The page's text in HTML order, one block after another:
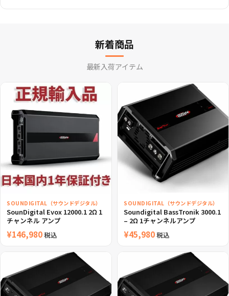
新着商品
最新入荷アイテム
SOUNDIGITAL（サウンドデジタル）
SounDigital Evox 12000.1 2Ω 1
チャンネル アンプ
¥146,980税込
SOUNDIGITAL（サウンドデジタル）
Soundigital BassTronik 3000.1
– 2Ω 1チャンネルアンプ
¥45,980税込